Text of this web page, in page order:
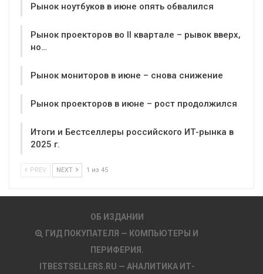
Рынок ноутбуков в июне опять обвалился
Рынок проекторов во II квартале – рывок вверх,
но…
Рынок мониторов в июне – снова снижение
Рынок проекторов в июне – рост продолжился
Итоги и Бестселлеры российского ИТ-рынка в
2025 г.
PREV NEXT 1 из 45
ОБ ИЗДАНИИ
ГИД ПОКУПАТЕЛЯ — КОМПЬЮТЕРЫ И
ПЕРИФЕРИЯ.
ITBESTSELLERS.RU — АНАЛИТИКА ИТ-